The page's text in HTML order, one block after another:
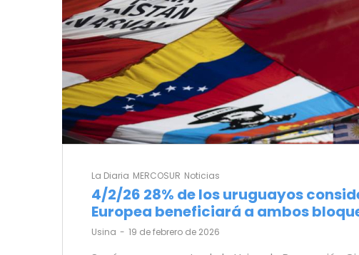
La Diaria MERCOSUR Noticias
4/2/26 28% de los uruguayos
Europea beneficiará a ambos
by
Usina 19 de febrero de 2026